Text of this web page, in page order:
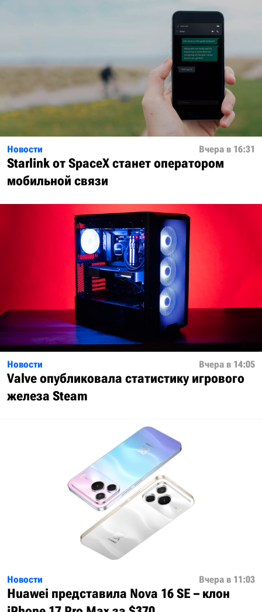
Новости Вчера в 16:31
Starlink от SpaceX станет оператором
мобильной связи
Новости Вчера в 14:05
Valve опубликовала статистику игрового
железа Steam
Новости Вчера в 11:03
Huawei представила Nova 16 SE – клон